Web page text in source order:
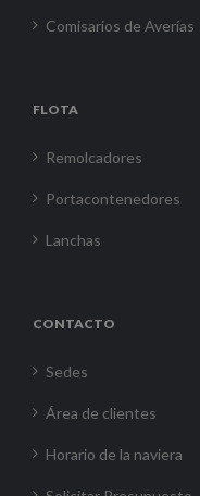
Comisarios de Averías
FLOTA
Remolcadores
Portacontenedores
Lanchas
CONTACTO
Sedes
Área de clientes
Horario de la naviera